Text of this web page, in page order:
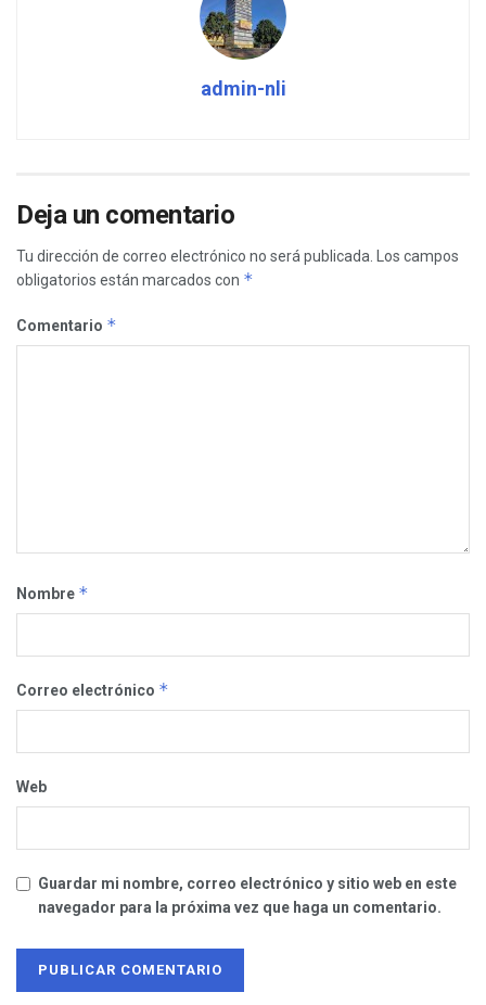
admin-nli
Deja un comentario
Tu dirección de correo electrónico no será publicada.
Los campos
obligatorios están marcados con *
Comentario *
Nombre *
Correo electrónico *
Web
Guardar mi nombre, correo electrónico y sitio web en este
navegador para la próxima vez que haga un comentario.